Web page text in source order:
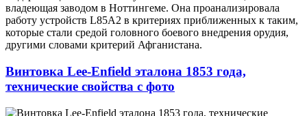
владеющая заводом в Ноттингеме. Она проанализировала
работу устройств L85A2 в критериях приближенных к таким,
которые стали средой головного боевого внедрения орудия,
другими словами критерий Афганистана.
Винтовка Lee-Enfield эталона 1853 года,
технические свойства с фото